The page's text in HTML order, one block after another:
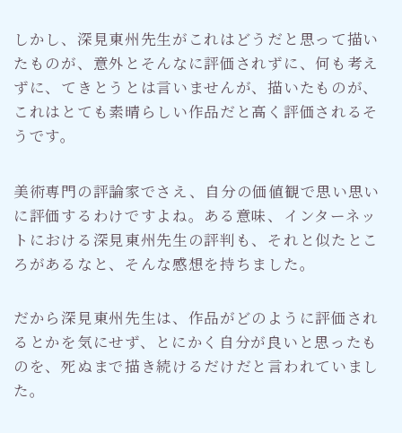
しかし、深見東州先生がこれはどうだと思って描い
たものが、意外とそんなに評価されずに、何も考え
ずに、てきとうとは言いませんが、描いたものが、
これはとても素晴らしい作品だと高く評価されるそ
うです。
美術専門の評論家でさえ、自分の価値観で思い思い
に評価するわけですよね。ある意味、インターネッ
トにおける深見東州先生の評判も、それと似たとこ
ろがあるなと、そんな感想を持ちました。
だから深見東州先生は、作品がどのように評価され
るとかを気にせず、とにかく自分が良いと思ったも
のを、死ぬまで描き続けるだけだと言われていまし
た。